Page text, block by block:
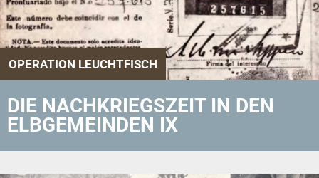
OPERATION LEUCHTFISCH
DIE NACHKRIEGSZEIT IN DEN
ELBGEMEINDEN IX